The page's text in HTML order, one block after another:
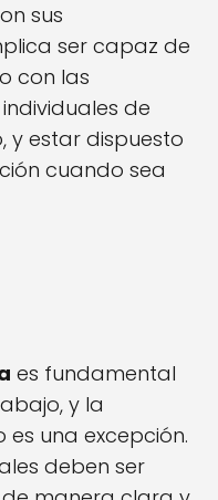
sus
ser capaz de
con las
individuales de
y estar dispuesto
cuando sea
es fundamental
y la
una excepción.
deben ser